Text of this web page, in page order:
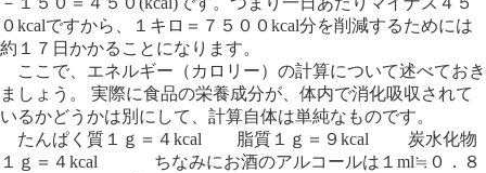
０kcalですから、１キロ＝７５００kcal分を削減するためには
約１７日かかることになります。
ここで、エネルギー（カロリー）の計算について述べておき
ましょう。 実際に食品の栄養成分が、体内で消化吸収されて
いるかどうかは別にして、計算自体は単純なものです。
たんぱく質１ｇ＝４kcal 脂質１ｇ＝９kcal 炭水化物
１ｇ＝４kcal ちなみにお酒のアルコールは１ml≒０．８